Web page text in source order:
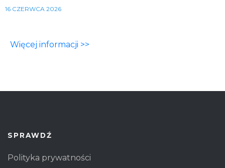
16 CZERWCA 2026
Więcej informacji >>
SPRAWDŹ
Polityka prywatności